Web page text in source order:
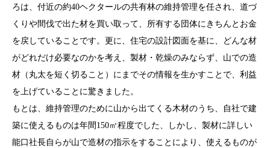
ろは、付近の約40ヘクタールの共有林の維持管理を任され、道づ
くりや間伐で出た材を買い取って、所有する団体にきちんとお金
を戻していることです。更に、住宅の設計図面を基に、どんな材
がどれだけ必要なのかを考え、製材・乾燥のみならず、山での造
材（丸太を短く切ること）にまでその情報を生かすことで、利益
を上げていることに驚きました。
もとは、維持管理のために山から出てくる木材のうち、自社で建
築に使えるものは年間150㎥程度でした、しかし、製材に詳しい
能口社長自らが山で造材の指示をすることにより、使えるものが